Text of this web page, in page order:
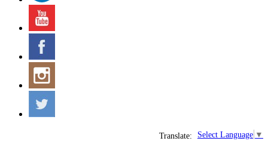
Select Language ▼
Translate: